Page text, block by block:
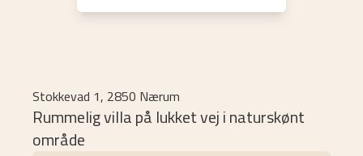
Stokkevad 1, 2850 Nærum
Rummelig villa på lukket vej i naturskønt
område